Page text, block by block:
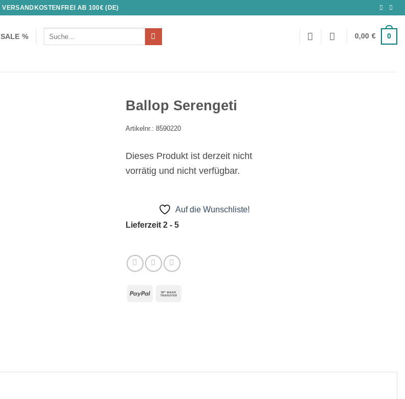
VERSANDKOSTENFREI AB 100€ (DE)
SALE % 0,00€ 0
Ballop Serengeti
Artikelnr.: 8590220
Dieses Produkt ist derzeit nicht
vorrätig und nicht verfügbar.
Auf die Wunschliste!
Lieferzeit 2 - 5
PayPal